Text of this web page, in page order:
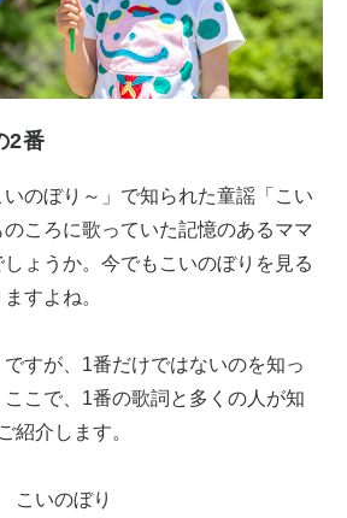
2番
いのぼり～」で知られた童謡「こい
ころに歌っていた記憶のあるママ
ょうか。今でもこいのぼりを見る
すよね。
すが、1番だけではないのを知っ
こで、1番の歌詞と多くの人が知
紹介します。
こいのぼり